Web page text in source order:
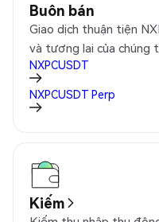
Buôn bán
Giao dịch thuận tiện
và tương lai của chúng
NXPCUSDT
NXPCUSDT Perp
Kiếm